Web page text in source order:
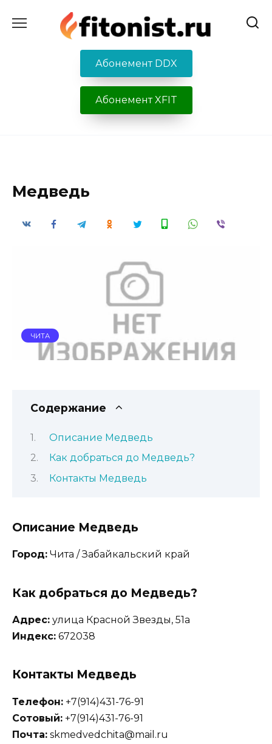
содержанию
Абонемент DDX
Абонемент XFIT
Медведь
ЧИТА
Содержание
Описание Медведь
Как добраться до Медведь?
Контакты Медведь
Описание Медведь
Город: Чита / Забайкальский край
Как добраться до Медведь?
Адрес: улица Красной Звезды, 51а
Индекс: 672038
Контакты Медведь
Телефон: +7(914)431-76-91
Сотовый: +7(914)431-76-91
Почта: skmedvedchita@mail.ru